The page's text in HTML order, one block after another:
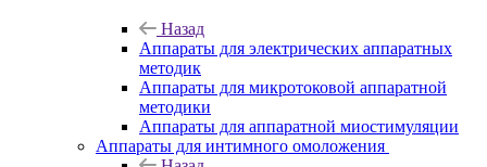
Назад
Аппараты для электрических аппаратных
методик
Аппараты для микротоковой аппаратной
методики
Аппараты для аппаратной миостимуляции
Аппараты для интимного омоложения